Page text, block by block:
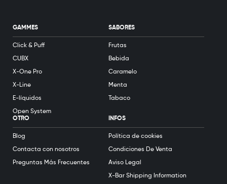
GAMMES
Click & Puff
CUBX
X-One Pro
X-Line
E-líquidos
Open System
SABORES
Frutas
Bebida
Caramelo
Menta
Tabaco
OTRO
Blog
Contacta con nosotros
Preguntas Más Frecuentes
INFOS
Política de cookies
Condiciones De Venta
Aviso Legal
X-Bar Shipping Information